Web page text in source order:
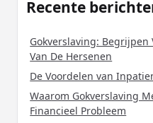
Recente
Gokverslaving: Begrijpen
Van De Hersenen
De Voordelen van
Waarom Gokverslaving
Financieel Probleem